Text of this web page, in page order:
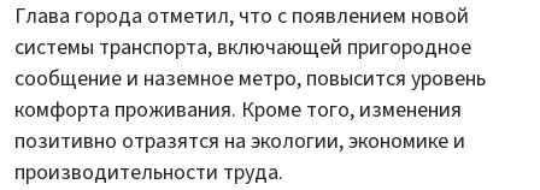
Глава города отметил, что с появлением новой
системы транспорта, включающей пригородное
сообщение и наземное метро, повысится уровень
комфорта проживания. Кроме того, изменения
позитивно отразятся на экологии, экономике и
производительности труда.